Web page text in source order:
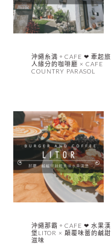
沖繩糸満。CAFE ❤︎ 牽起旅
人緣分的咖啡廳 × CAFE
COUNTRY PARASOL
沖繩那霸。CAFE ❤︎ 水果漢
堡LITOR × 顛覆味蕾的鹹甜
滋味